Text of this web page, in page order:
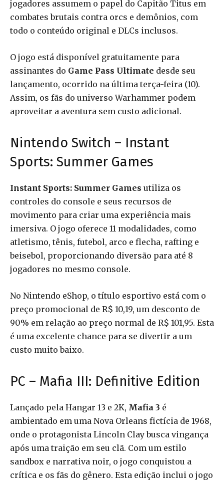
jogadores assumem o papel do Capitão Titus em
combates brutais contra orcs e demônios, com
todo o conteúdo original e DLCs inclusos.
O jogo está disponível gratuitamente para
assinantes do Game Pass Ultimate desde seu
lançamento, ocorrido na última terça-feira (10).
Assim, os fãs do universo Warhammer podem
aproveitar a aventura sem custo adicional.
Nintendo Switch – Instant
Sports: Summer Games
Instant Sports: Summer Games utiliza os
controles do console e seus recursos de
movimento para criar uma experiência mais
imersiva. O jogo oferece 11 modalidades, como
atletismo, tênis, futebol, arco e flecha, rafting e
beisebol, proporcionando diversão para até 8
jogadores no mesmo console.
No Nintendo eShop, o título esportivo está com o
preço promocional de R$ 10,19, um desconto de
90% em relação ao preço normal de R$ 101,95. Esta
é uma excelente chance para se divertir a um
custo muito baixo.
PC – Mafia III: Definitive Edition
Lançado pela Hangar 13 e 2K, Mafia 3 é
ambientado em uma Nova Orleans fictícia de 1968,
onde o protagonista Lincoln Clay busca vingança
após uma traição em seu clã. Com um estilo
sandbox e narrativa noir, o jogo conquistou a
crítica e os fãs do gênero. Esta edição inclui o jogo